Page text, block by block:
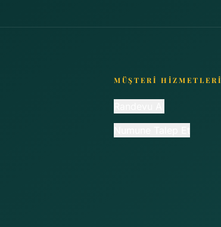
MÜŞTERİ HİZMETLERİ